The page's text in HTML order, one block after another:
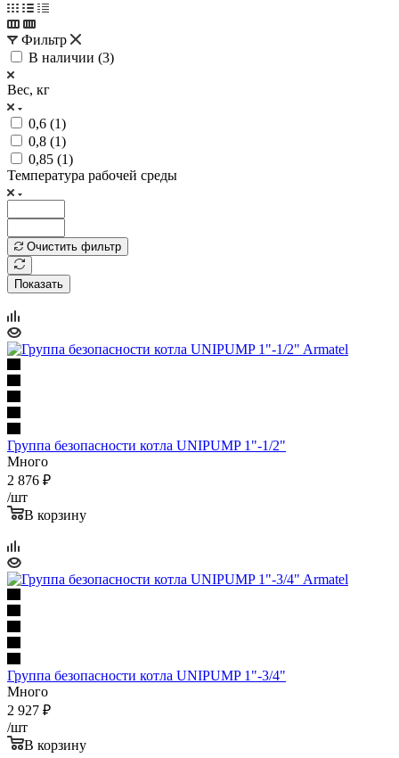
Фильтр
В наличии (3)
Вес, кг
0,6 (1)
0,8 (1)
0,85 (1)
Температура рабочей среды
Очистить фильтр
Показать
Группа безопасности котла UNIPUMP 1"-1/2"
Много
2 876 ₽
/шт
В корзину
Группа безопасности котла UNIPUMP 1"-3/4"
Много
2 927 ₽
/шт
В корзину